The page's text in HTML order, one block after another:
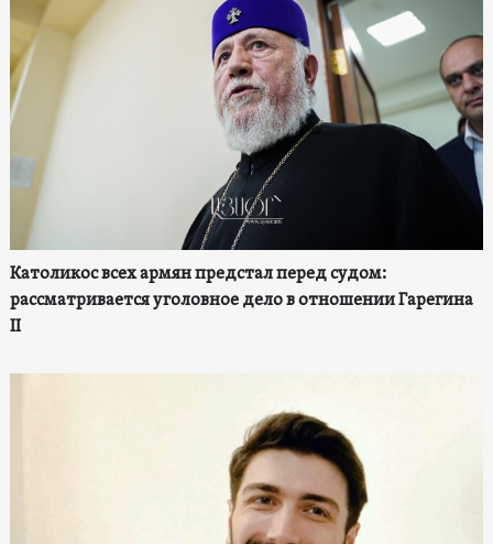
Католикос всех армян предстал перед судом:
рассматривается уголовное дело в отношении Гарегина
II